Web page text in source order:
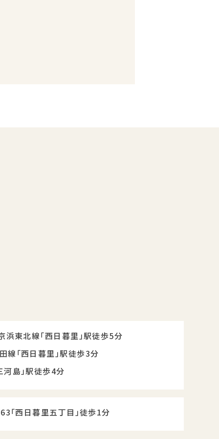
浜東北線「西日暮里」駅徒歩5分
線「西日暮里」駅徒歩3分
河島」駅徒歩4分
「西日暮里五丁目」徒歩1分